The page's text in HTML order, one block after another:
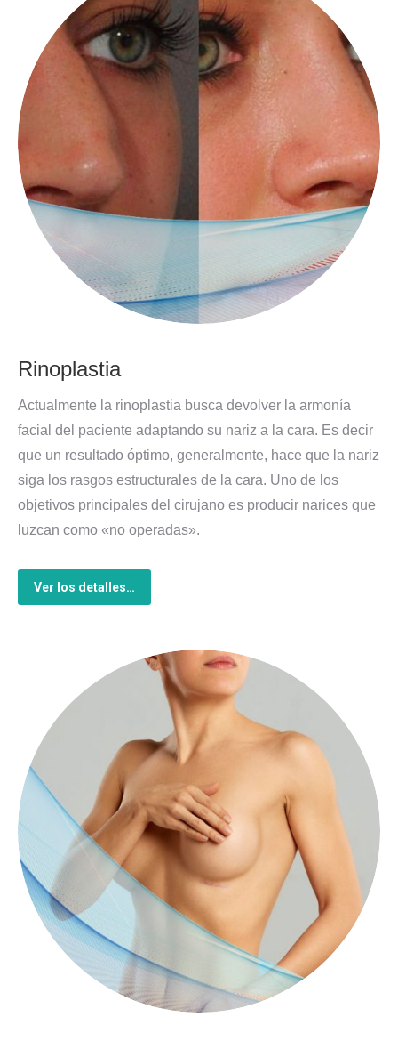
Rinoplastia
Actualmente la rinoplastia busca devolver la armonía
facial del paciente adaptando su nariz a la cara. Es decir
que un resultado óptimo, generalmente, hace que la nariz
siga los rasgos estructurales de la cara. Uno de los
objetivos principales del cirujano es producir narices que
luzcan como «no operadas».
Ver los detalles…